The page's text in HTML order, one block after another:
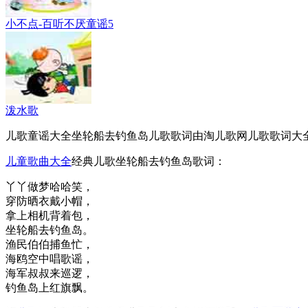
小不点-百听不厌童谣5
泼水歌
儿歌童谣大全坐轮船去钓鱼岛儿歌歌词由淘儿歌网儿歌歌词大
儿童歌曲大全经典儿歌坐轮船去钓鱼岛歌词：
丫丫做梦哈哈笑，
穿防晒衣戴小帽，
拿上相机背着包，
坐轮船去钓鱼岛。
渔民伯伯捕鱼忙，
海鸥空中唱歌谣，
海军叔叔来巡逻，
钓鱼岛上红旗飘。